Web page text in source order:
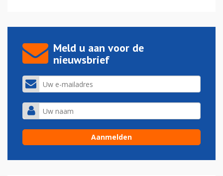
Meld u aan voor de
nieuwsbrief